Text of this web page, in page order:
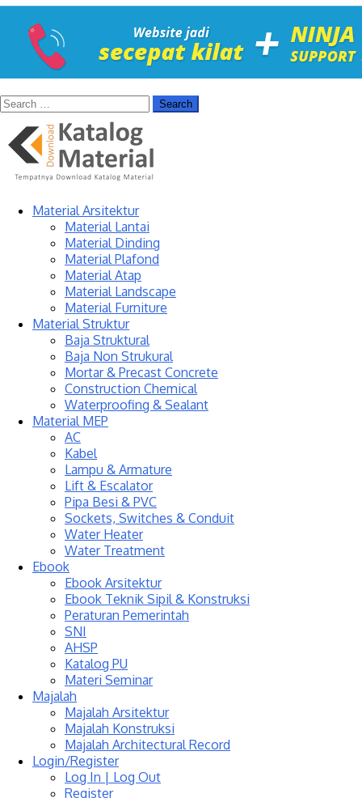
Material Arsitektur
Material Lantai
Material Dinding
Material Plafond
Material Atap
Material Landscape
Material Furniture
Material Struktur
Baja Struktural
Baja Non Strukural
Mortar & Precast Concrete
Construction Chemical
Waterproofing & Sealant
Material MEP
AC
Kabel
Lampu & Armature
Lift & Escalator
Pipa Besi & PVC
Sockets, Switches & Conduit
Water Heater
Water Treatment
Ebook
Ebook Arsitektur
Ebook Teknik Sipil & Konstruksi
Peraturan Pemerintah
SNI
AHSP
Katalog PU
Materi Seminar
Majalah
Majalah Arsitektur
Majalah Konstruksi
Majalah Architectural Record
Login/Register
Log In | Log Out
Register